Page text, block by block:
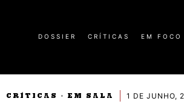
DOSSIER CRÍTICAS EM FOCO
CRÍTICAS · EM SALA 1 DE JUNHO,